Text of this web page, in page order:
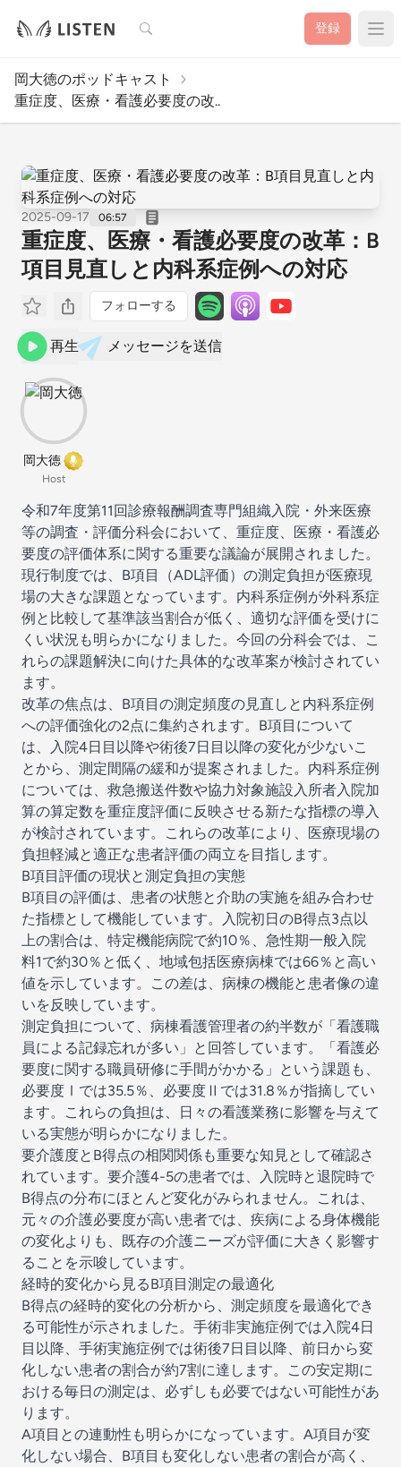
検索 登録
岡大徳のポッドキャスト
重症度、医療・看護必要度の改..
2025-09-17 06:57
重症度、医療・看護必要度の改革：B
項目見直しと内科系症例への対応
フォローする
再生 メッセージを送信
岡大徳
Host
令和7年度第11回診療報酬調査専門組織入院・外来医療
等の調査・評価分科会において、重症度、医療・看護必
要度の評価体系に関する重要な議論が展開されました。
現行制度では、B項目（ADL評価）の測定負担が医療現
場の大きな課題となっています。内科系症例が外科系症
例と比較して基準該当割合が低く、適切な評価を受けに
くい状況も明らかになりました。今回の分科会では、こ
れらの課題解決に向けた具体的な改革案が検討されてい
ます。
改革の焦点は、B項目の測定頻度の見直しと内科系症例
への評価強化の2点に集約されます。B項目について
は、入院4日目以降や術後7日目以降の変化が少ないこ
とから、測定間隔の緩和が提案されました。内科系症例
については、救急搬送件数や協力対象施設入所者入院加
算の算定数を重症度評価に反映させる新たな指標の導入
が検討されています。これらの改革により、医療現場の
負担軽減と適正な患者評価の両立を目指します。
B項目評価の現状と測定負担の実態
B項目の評価は、患者の状態と介助の実施を組み合わせ
た指標として機能しています。入院初日のB得点3点以
上の割合は、特定機能病院で約10％、急性期一般入院
料1で約30％と低く、地域包括医療病棟では66％と高い
値を示しています。この差は、病棟の機能と患者像の違
いを反映しています。
測定負担について、病棟看護管理者の約半数が「看護職
員による記録忘れが多い」と回答しています。「看護必
要度に関する職員研修に手間がかかる」という課題も、
必要度Ⅰでは35.5％、必要度Ⅱでは31.8％が指摘してい
ます。これらの負担は、日々の看護業務に影響を与えて
いる実態が明らかになりました。
要介護度とB得点の相関関係も重要な知見として確認さ
れています。要介護4-5の患者では、入院時と退院時で
B得点の分布にほとんど変化がみられません。これは、
元々の介護必要度が高い患者では、疾病による身体機能
の変化よりも、既存の介護ニーズが評価に大きく影響す
ることを示唆しています。
経時的変化から見るB項目測定の最適化
B得点の経時的変化の分析から、測定頻度を最適化でき
る可能性が示されました。手術非実施症例では入院4日
目以降、手術実施症例では術後7日目以降、前日から変
化しない患者の割合が約7割に達します。この安定期に
おける毎日の測定は、必ずしも必要ではない可能性があ
ります。
A項目との連動性も明らかになっています。A項目が変
化しない場合、B項目も変化しない患者の割合が高く、